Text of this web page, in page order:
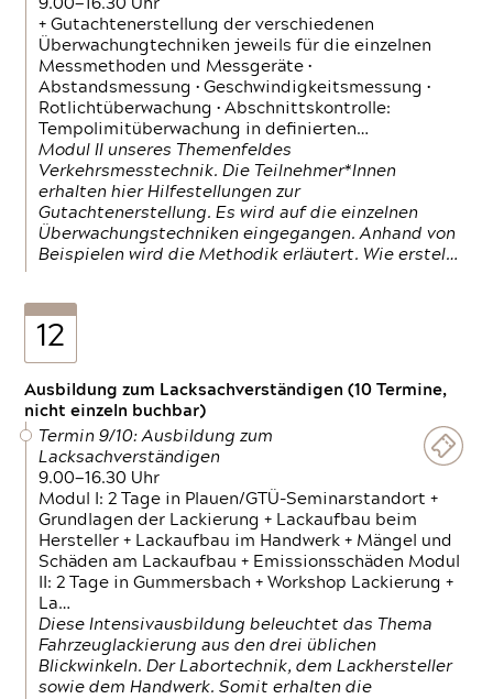
9.00—16.30 Uhr
+ Gutachtenerstellung der verschiedenen
Überwachungtechniken jeweils für die einzelnen
Messmethoden und Messgeräte •
Abstandsmessung • Geschwindigkeitsmessung •
Rotlichtüberwachung • Abschnittskontrolle:
Tempolimitüberwachung in definierten…
Modul II unseres Themenfeldes
Verkehrsmesstechnik. Die Teilnehmer*Innen
erhalten hier Hilfestellungen zur
Gutachtenerstellung. Es wird auf die einzelnen
Überwachungstechniken eingegangen. Anhand von
Beispielen wird die Methodik erläutert. Wie erstel…
12
Ausbildung zum Lacksachverständigen (10 Termine,
nicht einzeln buchbar)
Termin 9/10: Ausbildung zum
Lacksachverständigen
9.00—16.30 Uhr
Modul I: 2 Tage in Plauen/GTÜ-Seminarstandort +
Grundlagen der Lackierung + Lackaufbau beim
Hersteller + Lackaufbau im Handwerk + Mängel und
Schäden am Lackaufbau + Emissionsschäden Modul
II: 2 Tage in Gummersbach + Workshop Lackierung +
La…
Diese Intensivausbildung beleuchtet das Thema
Fahrzeuglackierung aus den drei üblichen
Blickwinkeln. Der Labortechnik, dem Lackhersteller
sowie dem Handwerk. Somit erhalten die